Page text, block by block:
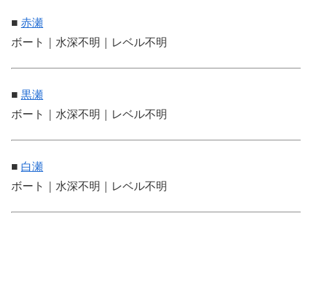
■ 赤瀬
ボート｜水深不明｜レベル不明
■ 黒瀬
ボート｜水深不明｜レベル不明
■ 白瀬
ボート｜水深不明｜レベル不明